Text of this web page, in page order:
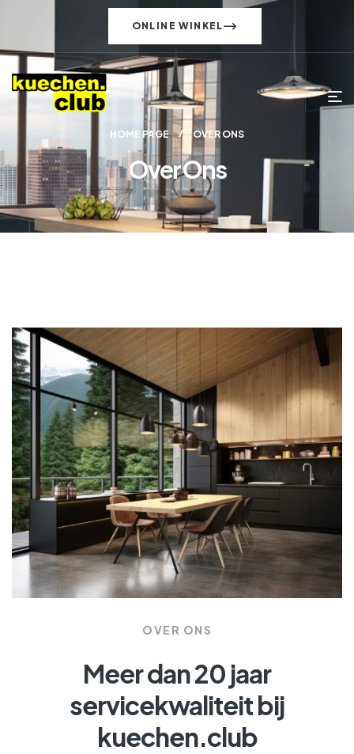
ONLINE WINKEL
HOME PAGE OVER ONS
Over Ons
OVER ONS
Meer dan 20 jaar
servicekwaliteit bij
kuechen.club